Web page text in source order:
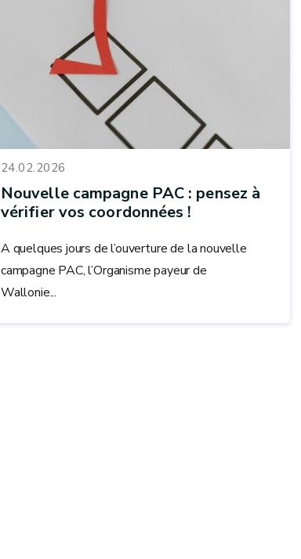
24.02.2026
Nouvelle campagne PAC : pensez à
vérifier vos coordonnées !
A quelques jours de l’ouverture de la nouvelle
campagne PAC, l’Organisme payeur de
Wallonie...